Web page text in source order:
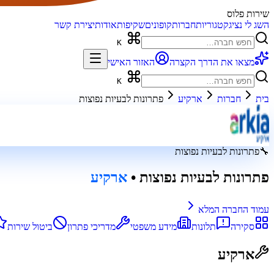
שירות פלוס
השג לי נציגקטגוריותחברותקופוניםשקיפותאודותיצירת קשר
מצאו את הדרך הקצרה האזור האישי
בית חברות ארקיע פתרונות לבעיות נפוצות
🔧פתרונות לבעיות נפוצות
פתרונות לבעיות נפוצות • ארקיע
עמוד החברה המלא
סקירה
תלונות מידע משפטי מדריכי פתרון ביטול שירות
ארקיע